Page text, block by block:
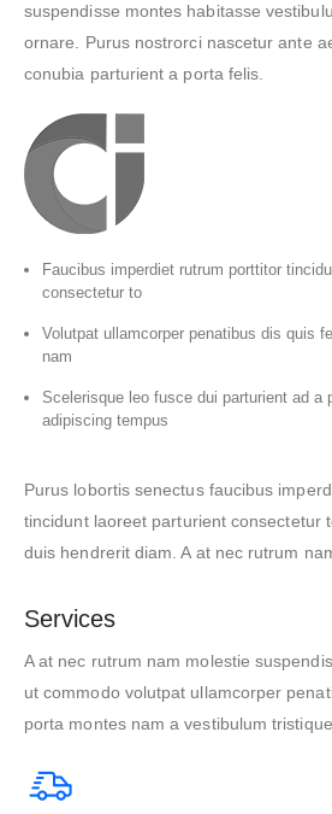
suspendisse montes habitasse
ornare. Purus nostrorci nascetur ante
conubia parturient a porta felis.
Faucibus imperdiet rutrum porttitor
consectetur to
Volutpat ullamcorper penatibus dis quis
nam
Scelerisque leo fusce dui parturient ad a
adipiscing tempus
Purus lobortis senectus faucibus
tincidunt laoreet parturient consectetur
duis hendrerit diam. A at nec rutrum
Services
A at nec rutrum nam molestie
ut commodo volutpat ullamcorper
porta montes nam a vestibulum